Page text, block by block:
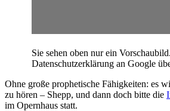
Sie sehen oben nur ein
Datenschutzerklärung an Google
Ohne große prophetische Fähigkeiten: es
zu hören – Shepp, und dann doch bitte die
im Opernhaus statt.